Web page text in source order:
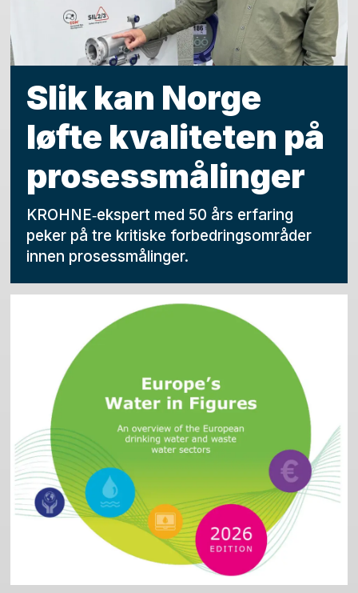
Slik kan Norge
løfte kvaliteten på
prosessmålinger
KROHNE‑ekspert med 50 års erfaring
peker på tre kritiske forbedringsområder
innen prosessmålinger.